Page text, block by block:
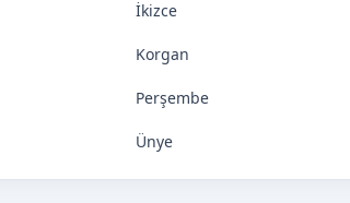
İkizce
Korgan
Perşembe
Ünye